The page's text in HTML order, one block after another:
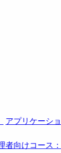
アプリケーシ
者向けコース